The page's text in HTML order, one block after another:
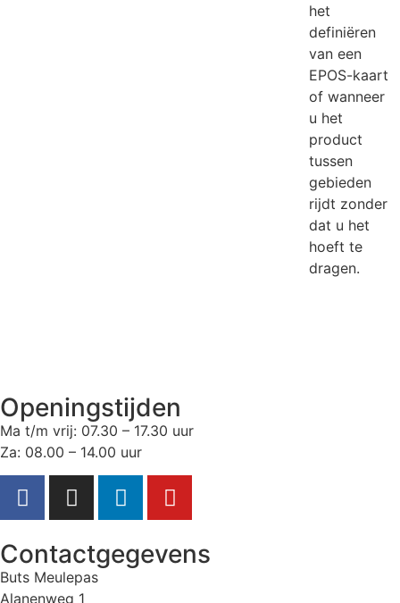
het
definiëren
van een
EPOS-kaart
of wanneer
u het
product
tussen
gebieden
rijdt zonder
dat u het
hoeft te
dragen.
Openingstijden
Ma t/m vrij: 07.30 – 17.30 uur
Za: 08.00 – 14.00 uur
Contactgegevens
Buts Meulepas
Alanenweg 1